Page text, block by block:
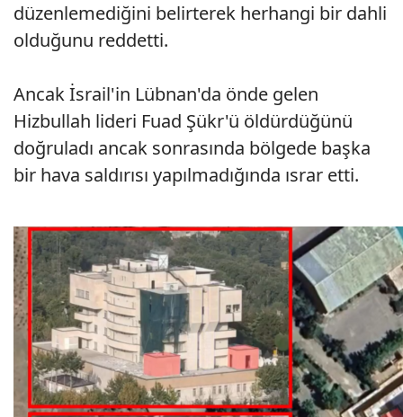
düzenlemediğini belirterek herhangi bir dahli
olduğunu reddetti.
Ancak İsrail'in Lübnan'da önde gelen
Hizbullah lideri Fuad Şükr'ü öldürdüğünü
doğruladı ancak sonrasında bölgede başka
bir hava saldırısı yapılmadığında ısrar etti.